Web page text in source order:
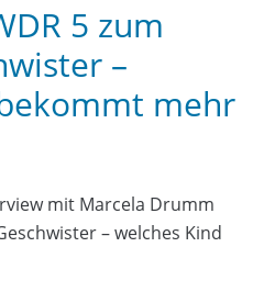
5 zum
–
mehr
mit Marcela Drumm
– welches Kind